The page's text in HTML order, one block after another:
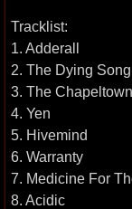
Tracklist:
1. Adderall
2. The Dying
3. The
4. Yen
5. Hivemind
6. Warranty
7. Medicine For
8. Acidic